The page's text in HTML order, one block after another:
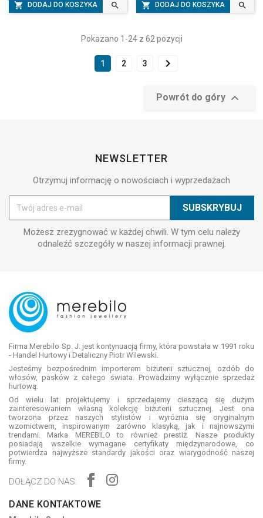
 DODAJ DO KOSZYKA   DODAJ DO KOSZYKA 
Pokazano 1-24 z 62 pozycji
1 2 3 
Powrót do góry 
NEWSLETTER
Otrzymuj informację o nowościach i wyprzedażach
Możesz zrezygnować w każdej chwili. W tym celu należy
odnaleźć szczegóły w naszej informacji prawnej.
Firma Merebilo Sp. J. jest kontynuacją firmy, która powstała w 1991 roku
- Handel Hurtowy i Detaliczny Piotr Wilewski.
Jesteśmy bezpośrednim importerem biżuterii sztucznej, ozdób do
włosów, pasków z całego świata. Prowadzimy wyłącznie sprzedaż
hurtową.
Od wielu lat projektujemy i sprzedajemy cieszącą się dużym
zainteresowaniem własną kolekcję biżuterii sztucznej. Jest ona
tworzona przez naszych stylistów i wyróżnia się oryginalnym
wzornictwem, inspirowanym zarówno klasyką, jak i najnowszymi
trendami. Marka MEREBILO to również prestiż. Nasze produkty
posiadają wszelkie wymagane certyfikaty międzynarodowe, co
potwierdza najwyższe standardy jakości oraz wiarygodność naszej
firmy.
DOŁĄCZ DO NAS:
DANE KONTAKTOWE